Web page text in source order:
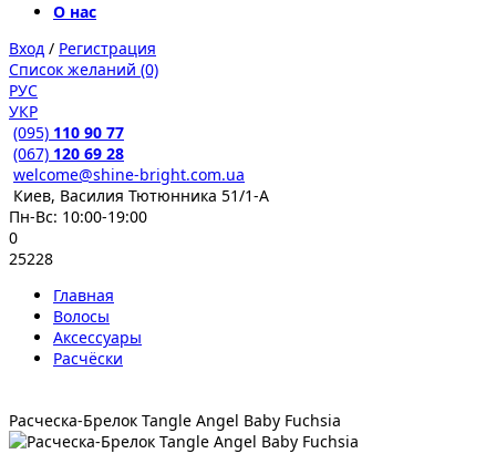
О нас
Вход / Регистрация
Список желаний (0)
РУС
УКР
(095) 110 90 77
(067) 120 69 28
welcome@shine-bright.com.ua
Киев, Василия Тютюнника 51/1-А
Пн-Вс: 10:00-19:00
0
25228
Главная
Волосы
Аксессуары
Расчёски
Расческа-Брелок Tangle Angel Baby Fuchsia